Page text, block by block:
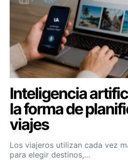
Inteligencia
la forma de
viajes
Los viajeros utilizan cada vez
para elegir destinos,…